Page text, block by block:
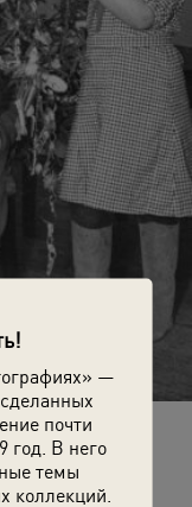
—
почти
год. В него
темы
коллекций.
елку